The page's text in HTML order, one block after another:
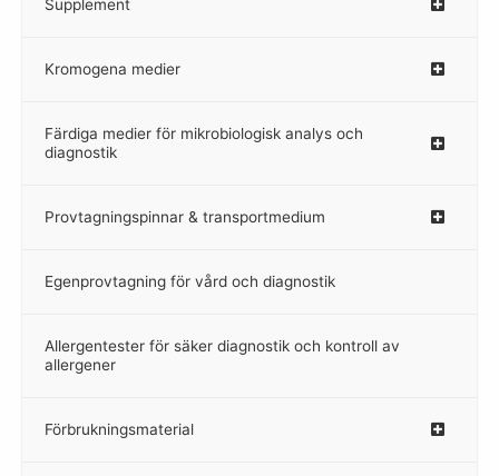
Supplement
–
Kromogena medier
–
Färdiga medier för mikrobiologisk analys och
diagnostik
Provtagningspinnar & transportmedium
–
Egenprovtagning för vård och diagnostik
–
Allergentester för säker diagnostik och kontroll av
allergener
–
Förbrukningsmaterial